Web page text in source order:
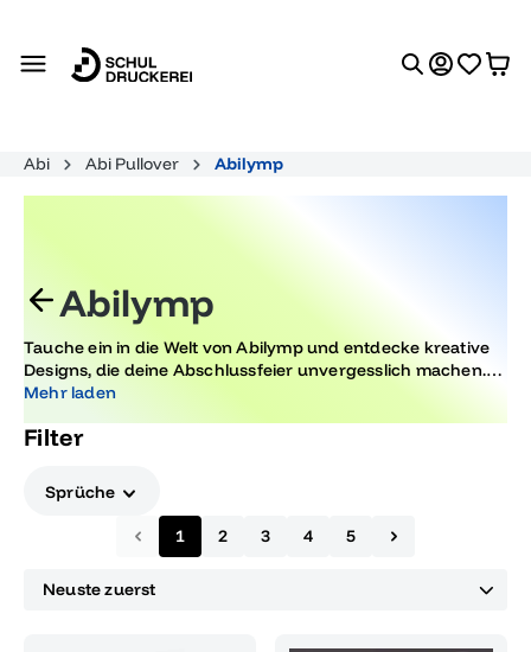
Abi Abi Pullover Abilymp
Abilymp
Tauche ein in die Welt von Abilymp und entdecke kreative
Designs, die deine Abschlussfeier unvergesslich machen.
Lass dich von einzigartigen Motiven inspirieren, die perfekt
Erinnerungen sorgen.
Mehr laden
Filter
Sprüche
1 2 3 4 5